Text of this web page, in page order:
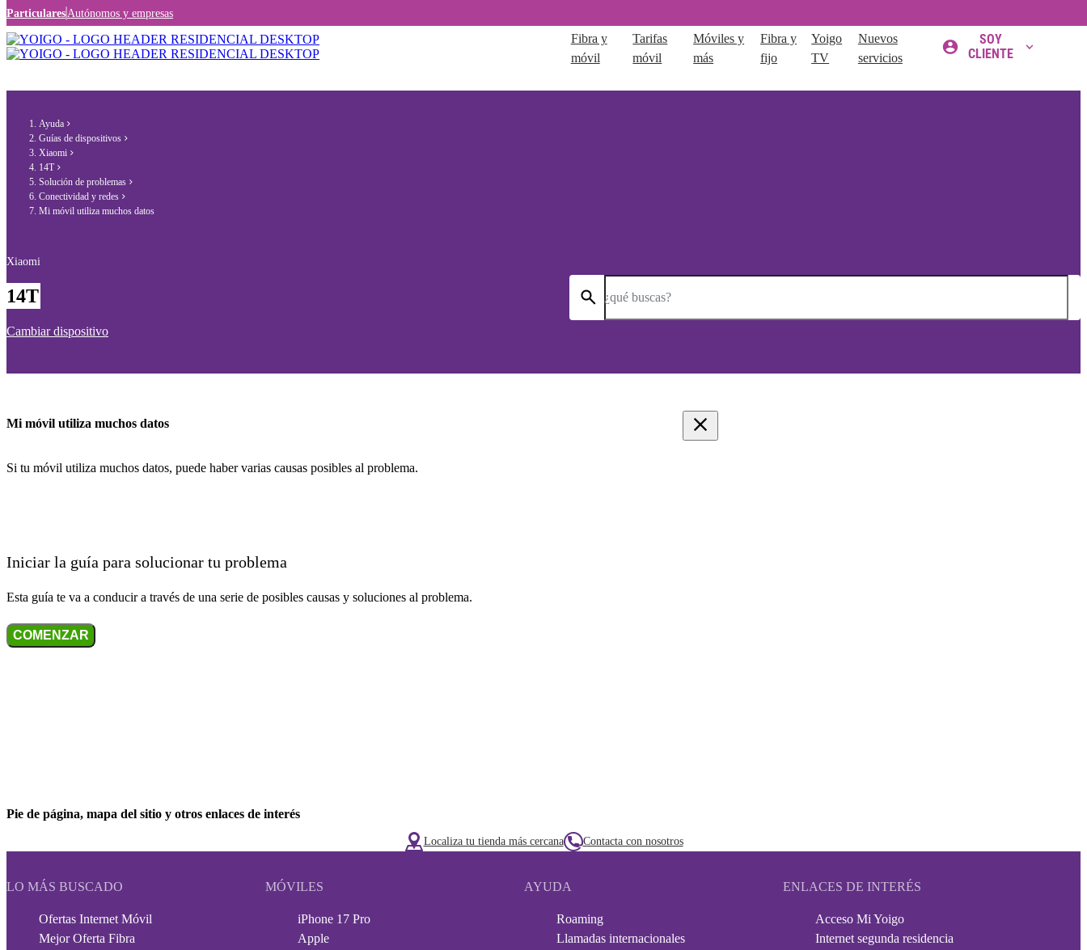
Particulares Autónomos y empresas
Fibra y
móvil
Tarifas
móvil
Móviles y
más
Fibra y
fijo
Yoigo
TV
Nuevos
servicios
SOY
CLIENTE
Ayuda
Guías de dispositivos
Xiaomi
14T
Solución de problemas
Conectividad y redes
Mi móvil utiliza muchos datos
Xiaomi
14T
Cambiar dispositivo
¿qué buscas?
Mi móvil utiliza muchos datos
Si tu móvil utiliza muchos datos, puede haber varias causas posibles al problema.
Iniciar la guía para solucionar tu problema
Esta guía te va a conducir a través de una serie de posibles causas y soluciones al problema.
COMENZAR
Pie de página, mapa del sitio y otros enlaces de interés
Localiza tu tienda más cercana Contacta con nosotros
LO MÁS BUSCADO
Ofertas Internet Móvil
Mejor Oferta Fibra
MÓVILES
iPhone 17 Pro
Apple
AYUDA
Roaming
Llamadas internacionales
ENLACES DE INTERÉS
Acceso Mi Yoigo
Internet segunda residencia